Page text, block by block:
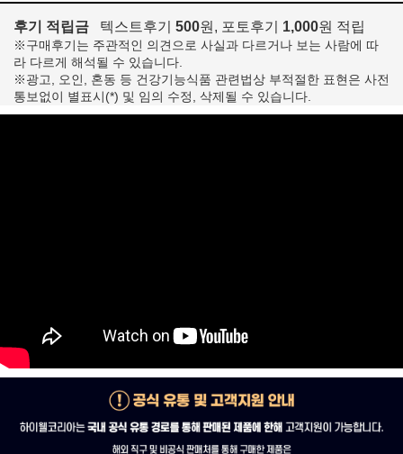
후기 적립금 텍스트후기 500원, 포토후기 1,000원 적립
※구매후기는 주관적인 의견으로 사실과 다르거나 보는 사람에 따
라 다르게 해석될 수 있습니다.
※광고, 오인, 혼동 등 건강기능식품 관련법상 부적절한 표현은 사전
통보없이 별표시(*) 및 임의 수정, 삭제될 수 있습니다.